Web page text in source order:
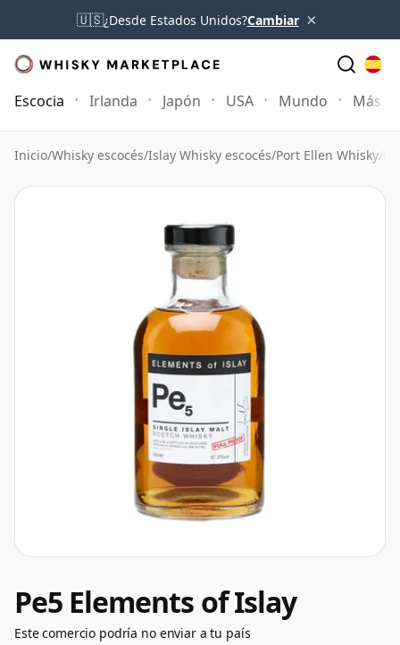
🇺🇸¿Desde Estados Unidos?Cambiar ×
Escocia Irlanda Japón USA Mundo Más
Inicio/Whisky escocés/Islay Whisky escocés/Port Ellen Whisky/
Pe5 Elements of Islay
Este comercio podría no enviar a tu país